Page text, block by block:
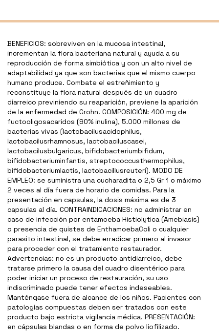
BENEFICIOS: sobreviven en la mucosa intestinal,
incrementan la flora bacteriana natural y ayuda a su
reproducción de forma simbiótica y con un alto nivel de
adaptabilidad ya que son bacterias que el mismo cuerpo
humano produce. Combate el estreñimiento y
reconstituye la flora natural después de un cuadro
diarreico previniendo su reaparición, previene la aparición
de la enfermedad de Crohn. COMPOSICIÓN: 400 mg de
fuctooligosacaridos (90% inulina), 5.000 millones de
bacterias vivas (lactobacilusacidophilus,
lactobacilusrhamnosus, lactobaciluscasei,
lactobacilusbulgaricus, bifidobacteriumbifidum,
bifidobacteriuminfantis, streptococcusthermophilus,
bifidobacteriumlactis, lactobacillusreuteri). MODO DE
EMPLEO: se suministra una cucharadita o 2,5 Gr 1 o máximo
2 veces al día fuera de horario de comidas. Para la
presentación en capsulas, la dosis máxima es de 3
capsulas al día. CONTRAINDICACIONES: no administrar en
caso de infección por entamoeba Histiolytica (Amebiasis)
o presencia de quistes de EnthamoebaColi o cualquier
parasito intestinal, se debe erradicar primero al invasor
para proceder con el tratamiento restaurador.
Advertencias: no es un producto antidiarreico, debe
tratarse primero la causa del cuadro disentérico para
poder iniciar un proceso de restauración, su uso
indiscriminado puede tener efectos indeseables.
Manténgase fuera de alcance de los niños. Pacientes con
patologías compuestas deben ser tratados con este
producto bajo estricta vigilancia médica. PRESENTACIÓN:
en cápsulas blandas o en forma de polvo liofilizado.